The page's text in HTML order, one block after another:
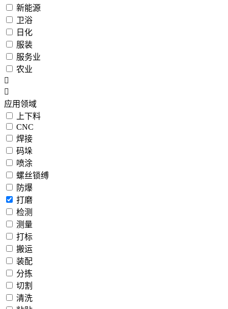
新能源
卫浴
日化
服装
服务业
农业
应用领域
上下料
CNC
焊接
码垛
喷涂
螺丝锁缚
防爆
打磨
检测
测量
打标
搬运
装配
分拣
切割
清洗